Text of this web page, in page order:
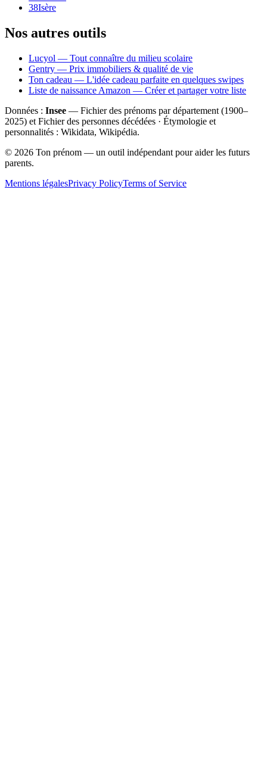
38Isère
Nos autres outils
Lucyol — Tout connaître du milieu scolaire
Gentry — Prix immobiliers & qualité de vie
Ton cadeau — L'idée cadeau parfaite en quelques swipes
Liste de naissance Amazon — Créer et partager votre liste
Données : Insee — Fichier des prénoms par département (1900–
2025) et Fichier des personnes décédées · Étymologie et
personnalités : Wikidata, Wikipédia.
© 2026 Ton prénom — un outil indépendant pour aider les futurs
parents.
Mentions légalesPrivacy PolicyTerms of Service